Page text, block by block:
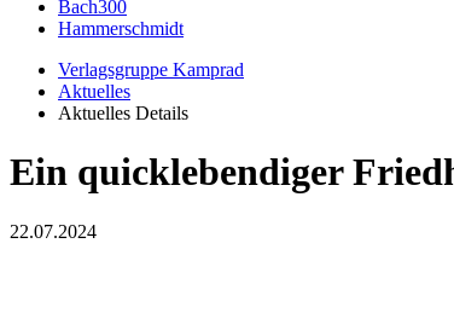
Bach300
Hammerschmidt
Verlagsgruppe Kamprad
Aktuelles
Aktuelles Details
Ein quicklebendiger
22.07.2024